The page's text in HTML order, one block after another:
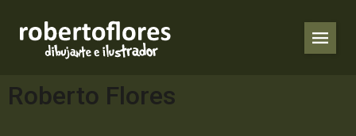
Roberto Flores